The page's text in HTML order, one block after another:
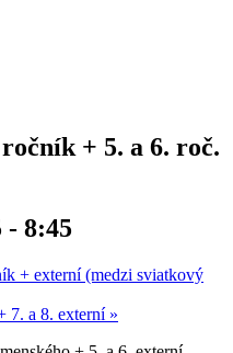
+ 5. a 6. roč.
- 8:45
+ externí (medzi sviatkový
7. a 8. externí »